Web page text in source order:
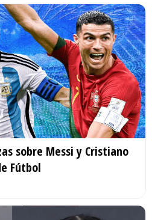
sobre Messi y Cristiano
Fútbol